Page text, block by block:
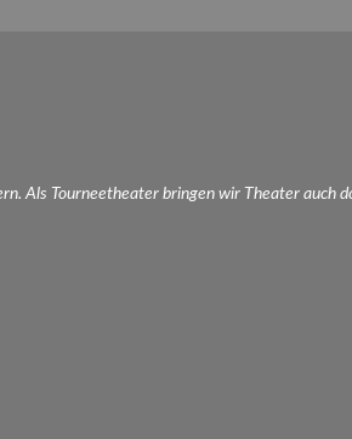
Als Tourneetheater bringen wir Theater auch